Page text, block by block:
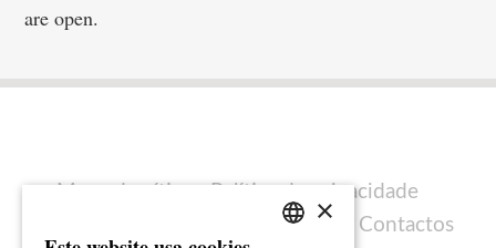
are open.
Mapa do sítio
Política de privacidade
Ficha técnica Contactos
×